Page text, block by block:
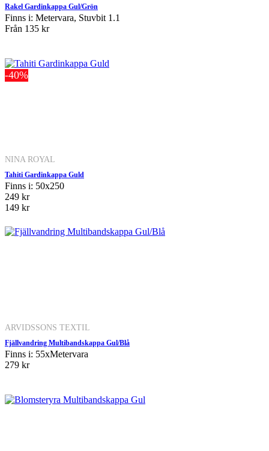
Rakel Gardinkappa Gul/Grön
Finns i: Metervara, Stuvbit 1.1
Från 135 kr
-40%
NINA ROYAL
Tahiti Gardinkappa Guld
Finns i: 50x250
249 kr
149 kr
ARVIDSSONS TEXTIL
Fjällvandring Multibandskappa Gul/Blå
Finns i: 55xMetervara
279 kr